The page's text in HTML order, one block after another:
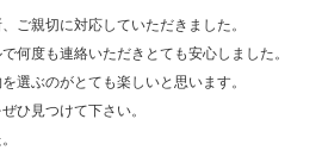
ご親切に対応していただきました。
何度も連絡いただきとても安心しました。
選ぶのがとても楽しいと思います。
ひ見つけて下さい。